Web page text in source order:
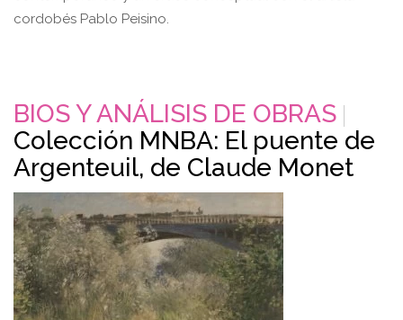
cordobés Pablo Peisino.
BIOS Y ANÁLISIS DE OBRAS
Colección MNBA: El puente de
Argenteuil, de Claude Monet